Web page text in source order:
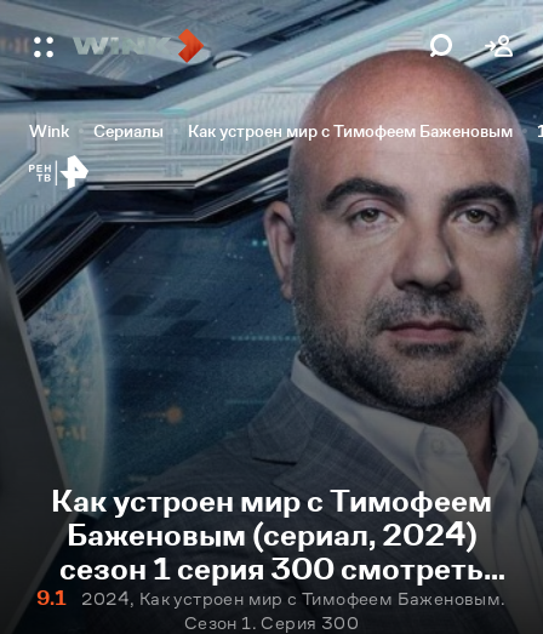
Wink Сериалы Как устроен мир с Тимофеем Баженовым
Как устроен мир с Тимофеем
Баженовым (сериал, 2024)
сезон 1 серия 300 смотреть
онлайн бесплатно
9.1
2024, Как устроен мир с Тимофеем Баженовым.
Сезон 1. Серия 300